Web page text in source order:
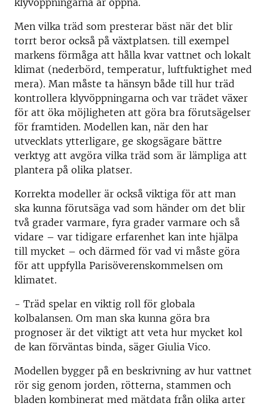
klyvöppningarna är öppna.
Men vilka träd som presterar bäst när det blir
torrt beror också på växtplatsen. till exempel
markens förmåga att hålla kvar vattnet och lokalt
klimat (nederbörd, temperatur, luftfuktighet med
mera). Man måste ta hänsyn både till hur träd
kontrollera klyvöppningarna och var trädet växer
för att öka möjligheten att göra bra förutsägelser
för framtiden. Modellen kan, när den har
utvecklats ytterligare, ge skogsägare bättre
verktyg att avgöra vilka träd som är lämpliga att
plantera på olika platser.
Korrekta modeller är också viktiga för att man
ska kunna förutsäga vad som händer om det blir
två grader varmare, fyra grader varmare och så
vidare – var tidigare erfarenhet kan inte hjälpa
till mycket – och därmed för vad vi måste göra
för att uppfylla Parisöverenskommelsen om
klimatet.
- Träd spelar en viktig roll för globala
kolbalansen. Om man ska kunna göra bra
prognoser är det viktigt att veta hur mycket kol
de kan förväntas binda, säger Giulia Vico.
Modellen bygger på en beskrivning av hur vattnet
rör sig genom jorden, rötterna, stammen och
bladen kombinerat med mätdata från olika arter